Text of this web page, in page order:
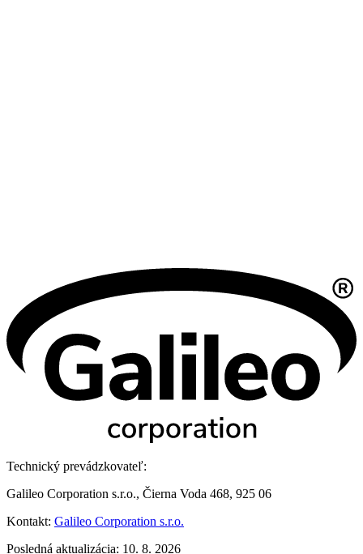
Technický prevádzkovateľ:
Galileo Corporation s.r.o., Čierna Voda 468, 925 06
Kontakt: Galileo Corporation s.r.o.
Posledná aktualizácia: 10. 8. 2026